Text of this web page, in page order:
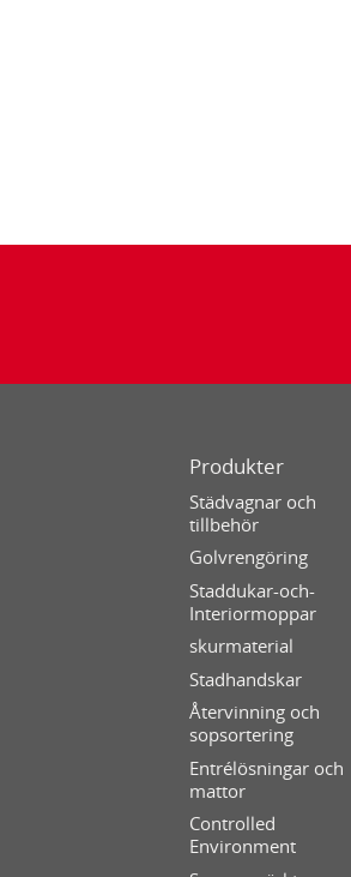
Produkter
Städvagnar och
tillbehör
Golvrengöring
Staddukar-och-
Interiormoppar
skurmaterial
Stadhandskar
Återvinning och
sopsortering
Entrélösningar och
mattor
Controlled
Environment